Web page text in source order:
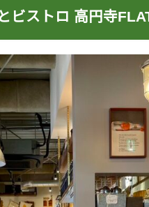
ビストロ 高円寺